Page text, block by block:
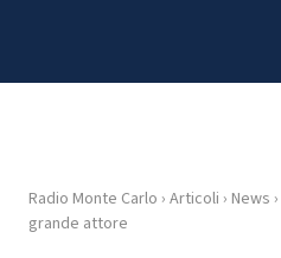
HOME
Radio Monte Carlo › Articoli › News ›
grande attore